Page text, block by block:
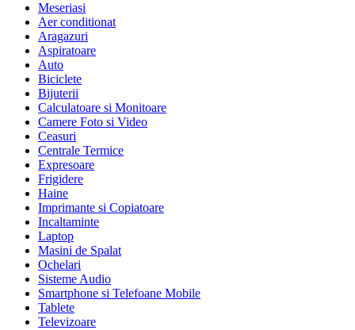
Meseriasi
Aer conditionat
Aragazuri
Aspiratoare
Auto
Biciclete
Bijuterii
Calculatoare si Monitoare
Camere Foto si Video
Ceasuri
Centrale Termice
Expresoare
Frigidere
Haine
Imprimante si Copiatoare
Incaltaminte
Laptop
Masini de Spalat
Ochelari
Sisteme Audio
Smartphone si Telefoane Mobile
Tablete
Televizoare